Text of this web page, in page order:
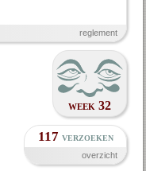
reglement
week 32
117 verzoeken
overzicht